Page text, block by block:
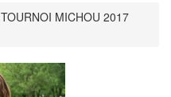
TOURNOI MICHOU 2017